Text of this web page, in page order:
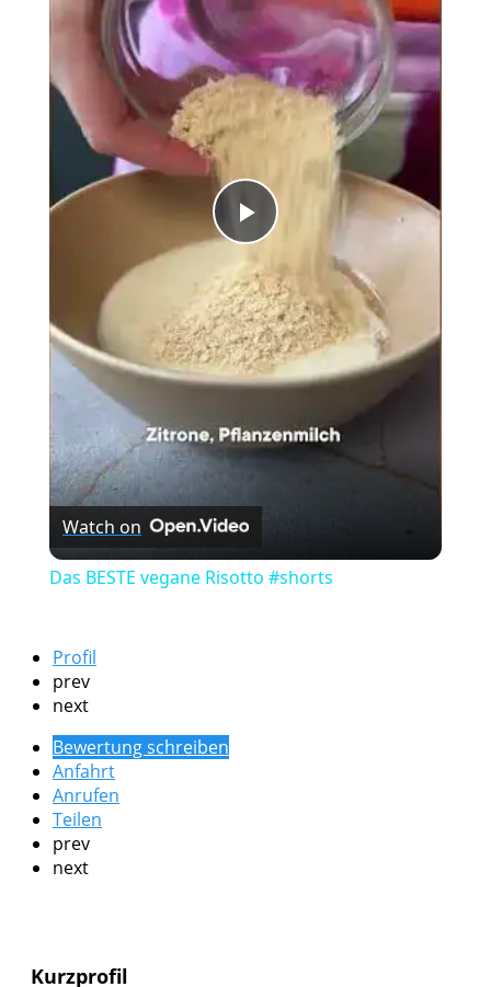
Play
Video
Watch on
Das BESTE vegane Risotto #shorts
Profil
prev
next
Bewertung schreiben
Anfahrt
Anrufen
Teilen
prev
next
Kurzprofil